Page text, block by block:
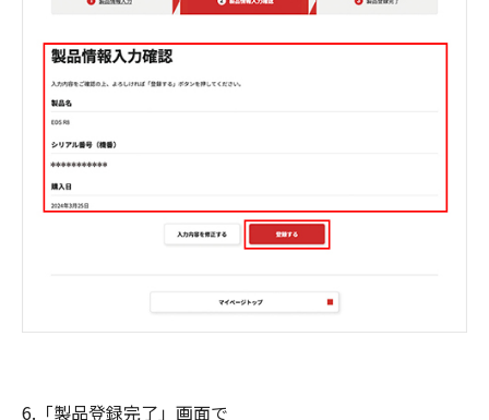
6.「製品登録完了」画面で